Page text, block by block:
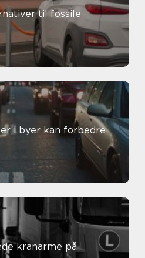
til fossile
i byer kan forbedre
kranarme på